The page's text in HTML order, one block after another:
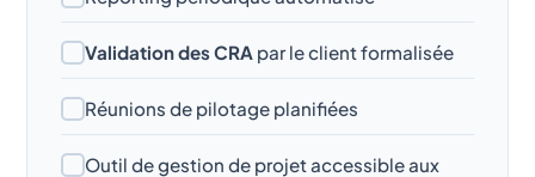
Validation des CRA par le client formalisée
Réunions de pilotage planifiées
Outil de gestion de projet accessible aux